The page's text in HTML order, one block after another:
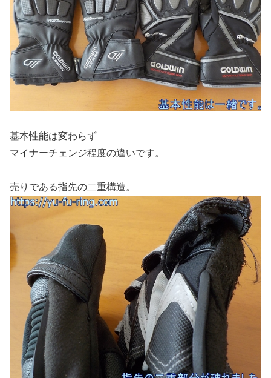
基本性能は変わらず
マイナーチェンジ程度の違いです。
売りである指先の二重構造。